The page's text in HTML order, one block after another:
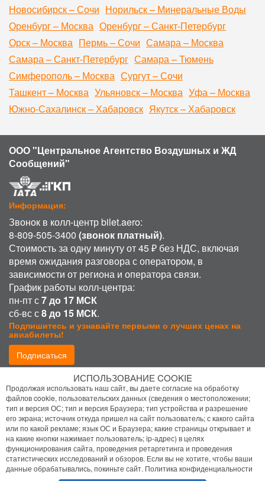
Новосибирск – Сочи Норильск – Минеральные Воды
Оренбург – Москва Оренбург – Санкт-Петербург
Орск – Москва Пермь – Сочи Самара – Москва
Самара – Санкт-Петербург Самара – Тюмень
Симферополь – Москва Сургут – Сочи
Ташкент – Москва Ульяновск – Москва Уфа – Москва
Южно-Сахалинск – Хабаровск Якутск – Хабаровск
ООО "Центральное Агентство Воздушных и ЖД
Сообщений"
Информация:
Звонок в колл-центр bilet.aero:
8-809-505-3400 (звонок платный).
Стоимость за одну минуту от 45 ₽ без НДС, включая
время ожидания разговора с оператором, в
зависимости от региона и оператора связи.
График работы колл-центра:
пн-пт с7 до 17 МСК
сб-вс с8 до 15 МСК.
Подпишитесь и узнавайте первыми о лучших ценах на
авиабилеты!
Подписаться
Присоединиться:
Политика конфиденциальности
ИСПОЛЬЗОВАНИЕ COOKIE
Продолжая использовать наш сайт, вы даете согласие на обработку
файлов cookie, пользовательских данных (сведения о местоположении;
тип и версия ОС; тип и версия Браузера; тип устройства и разрешение
его экрана; источник откуда пришел на сайт пользователь; с какого сайта
или по какой рекламе; язык ОС и Браузера; какие страницы открывает и
на какие кнопки нажимает пользователь; ip-адрес) в целях
функционирования сайта, проведения ретаргетинга и проведения
статистических исследований и обзоров. Если вы не хотите, чтобы ваши
данные обрабатывались, покиньте сайт. Политика конфиденциальности